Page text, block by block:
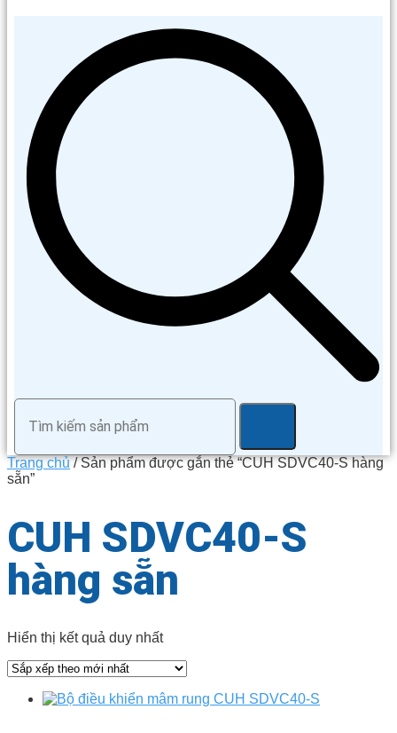
Trang chủ/ Sản phẩm được gắn thẻ “CUH SDVC40-S hàng
sẵn”
CUH SDVC40-S
hàng sẵn
Hiển thị kết quả duy nhất